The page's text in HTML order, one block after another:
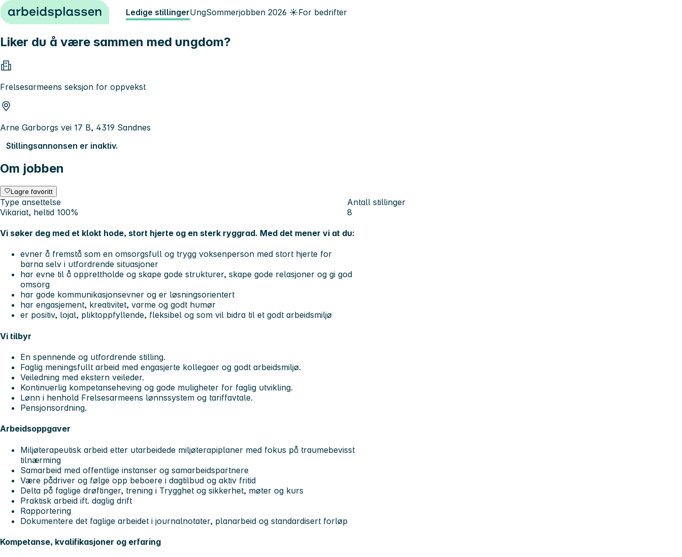
Hopp til innhold Ledige stillingerUngSommerjobben 2026 ☀️For bedrifter
Liker du å være sammen med ungdom?
Frelsesarmeens seksjon for oppvekst
Arne Garborgs vei 17 B, 4319 Sandnes
Stillingsannonsen er inaktiv.
Om jobben
Lagre favoritt
Type ansettelse
Vikariat, heltid 100%
Antall stillinger
8
Vi søker deg med et klokt hode, stort hjerte og en sterk ryggrad. Med det mener vi at du:
evner å fremstå som en omsorgsfull og trygg voksenperson med stort hjerte for
barna selv i utfordrende situasjoner
har evne til å opprettholde og skape gode strukturer, skape gode relasjoner og gi god
omsorg
har gode kommunikasjonsevner og er løsningsorientert
har engasjement, kreativitet, varme og godt humør
er positiv, lojal, pliktoppfyllende, fleksibel og som vil bidra til et godt arbeidsmiljø
Vi tilbyr
En spennende og utfordrende stilling.
Faglig meningsfullt arbeid med engasjerte kollegaer og godt arbeidsmiljø.
Veiledning med ekstern veileder.
Kontinuerlig kompetanseheving og gode muligheter for faglig utvikling.
Lønn i henhold Frelsesarmeens lønnssystem og tariffavtale.
Pensjonsordning.
Arbeidsoppgaver
Miljøterapeutisk arbeid etter utarbeidede miljøterapiplaner med fokus på traumebevisst
tilnærming
Samarbeid med offentlige instanser og samarbeidspartnere
Være pådriver og følge opp beboere i dagtilbud og aktiv fritid
Delta på faglige drøftinger, trening i Trygghet og sikkerhet, møter og kurs
Praktisk arbeid ift. daglig drift
Rapportering
Dokumentere det faglige arbeidet i journalnotater, planarbeid og standardisert forløp
Kompetanse, kvalifikasjoner og erfaring